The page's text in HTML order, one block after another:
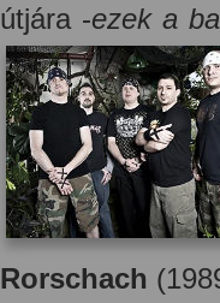
útjára -ezek a
Rorschach